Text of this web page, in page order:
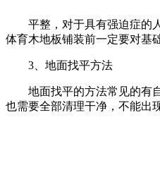
平整，对于具有强迫症的人
体育木地板铺装前一定要对基
3、地面找平方法
地面找平的方法常见的有自
也需要全部清理干净，不能出